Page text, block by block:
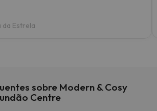
da Estrela
sobre Modern & Cosy
Centre